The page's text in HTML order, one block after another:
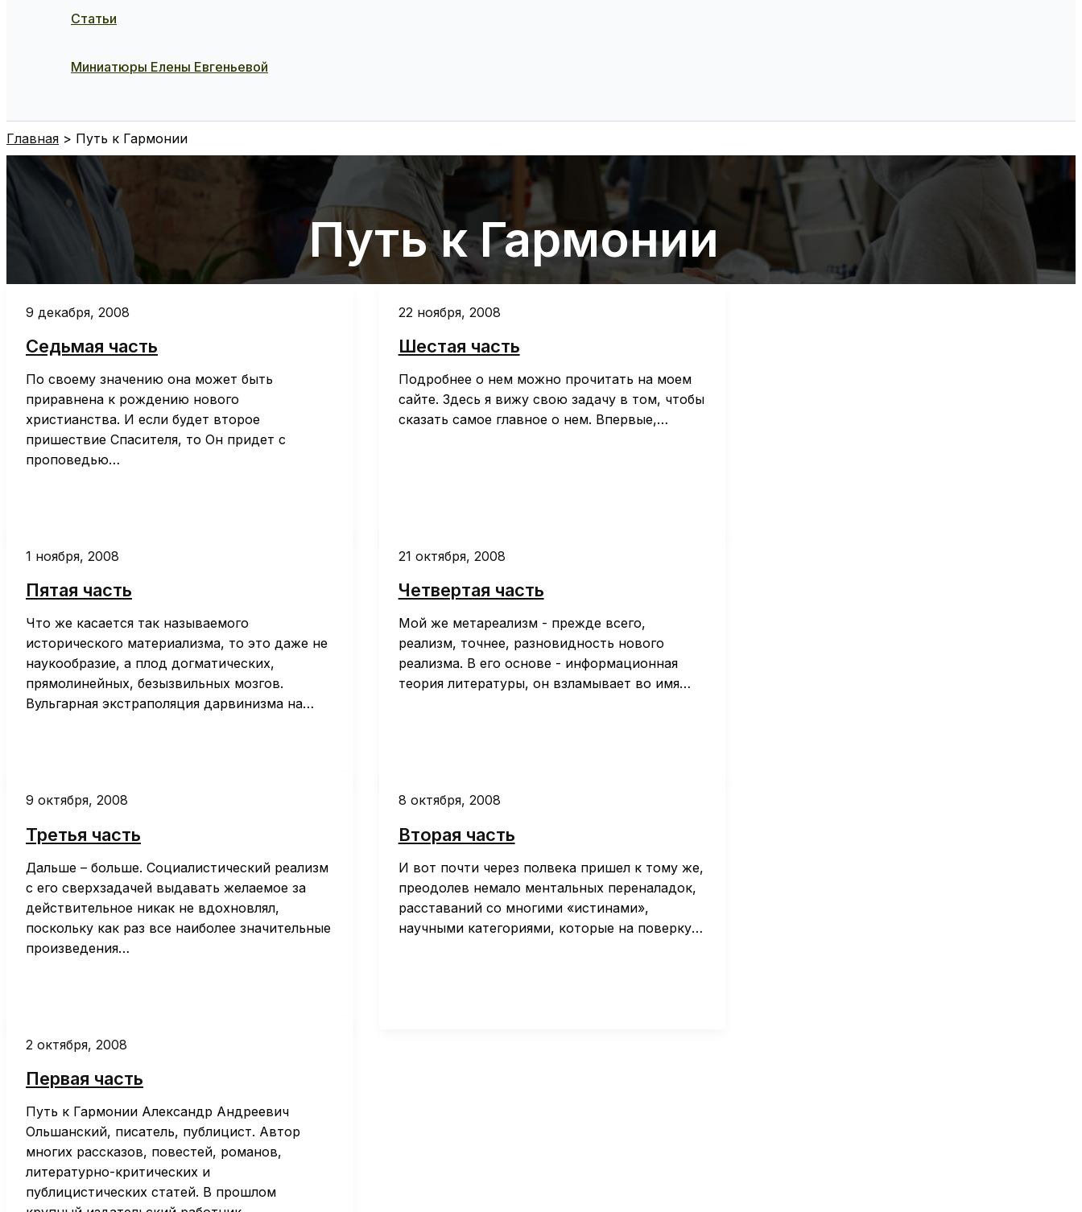
Статьи
Миниатюры Елены Евгеньевой
Главная Путь к Гармонии
Путь к Гармонии
9 декабря, 2008
Седьмая часть
По своему значению она может быть
приравнена к рождению нового
христианства. И если будет второе
пришествие Спасителя, то Он придет с
проповедью…
22 ноября, 2008
Шестая часть
Подробнее о нем можно прочитать на моем
сайте. Здесь я вижу свою задачу в том, чтобы
сказать самое главное о нем. Впервые,…
1 ноября, 2008
Пятая часть
Что же касается так называемого
исторического материализма, то это даже не
наукообразие, а плод догматических,
прямолинейных, безызвильных мозгов.
Вульгарная экстраполяция дарвинизма на…
21 октября, 2008
Четвертая часть
Мой же метареализм - прежде всего,
реализм, точнее, разновидность нового
реализма. В его основе - информационная
теория литературы, он взламывает во имя…
9 октября, 2008
Третья часть
Дальше – больше. Социалистический реализм
с его сверхзадачей выдавать желаемое за
действительное никак не вдохновлял,
поскольку как раз все наиболее значительные
произведения…
8 октября, 2008
Вторая часть
И вот почти через полвека пришел к тому же,
преодолев немало ментальных переналадок,
расставаний со многими «истинами»,
научными категориями, которые на поверку…
2 октября, 2008
Первая часть
Путь к Гармонии Александр Андреевич
Ольшанский, писатель, публицист. Автор
многих рассказов, повестей, романов,
литературно-критических и
публицистических статей. В прошлом